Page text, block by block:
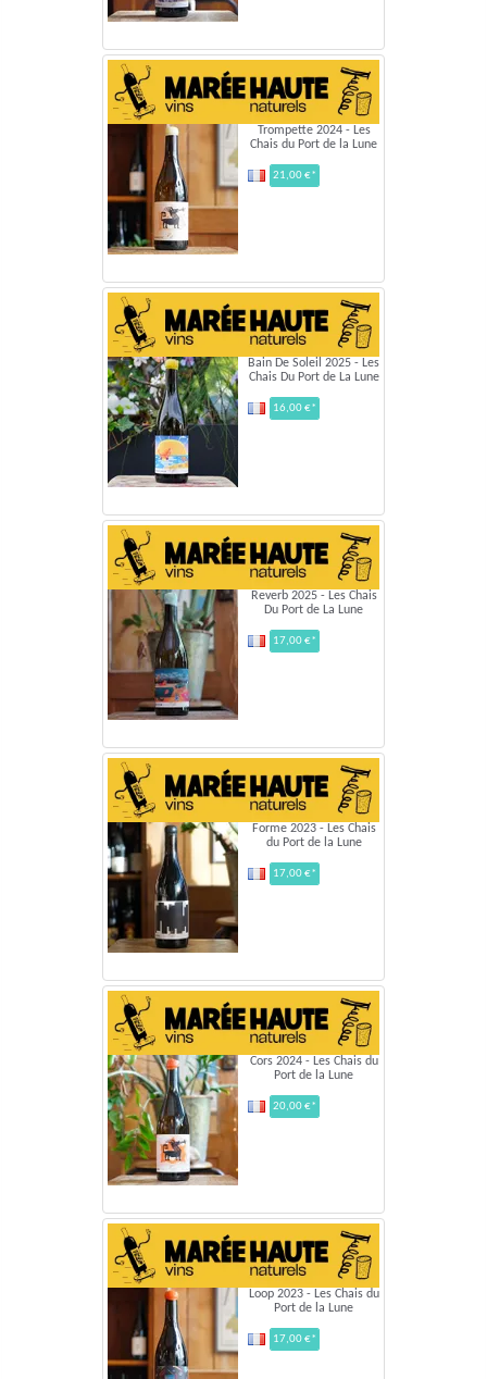
Trompette 2024 - Les
Chais du Port de la Lune
21,00 €*
Bain De Soleil 2025 - Les
Chais Du Port de La Lune
16,00 €*
Reverb 2025 - Les Chais
Du Port de La Lune
17,00 €*
Forme 2023 - Les Chais
du Port de la Lune
17,00 €*
Cors 2024 - Les Chais du
Port de la Lune
20,00 €*
Loop 2023 - Les Chais du
Port de la Lune
17,00 €*